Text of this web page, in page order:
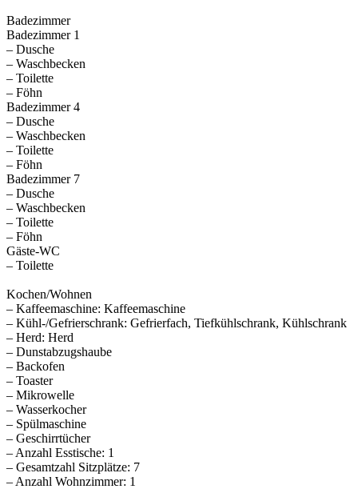
Badezimmer
Badezimmer 1
– Dusche
– Waschbecken
– Toilette
– Föhn
Badezimmer 4
– Dusche
– Waschbecken
– Toilette
– Föhn
Badezimmer 7
– Dusche
– Waschbecken
– Toilette
– Föhn
Gäste-WC
– Toilette
Kochen/Wohnen
– Kaffeemaschine: Kaffeemaschine
– Kühl-/Gefrierschrank: Gefrierfach, Tiefkühlschrank, Kühlschrank
– Herd: Herd
– Dunstabzugshaube
– Backofen
– Toaster
– Mikrowelle
– Wasserkocher
– Spülmaschine
– Geschirrtücher
– Anzahl Esstische: 1
– Gesamtzahl Sitzplätze: 7
– Anzahl Wohnzimmer: 1